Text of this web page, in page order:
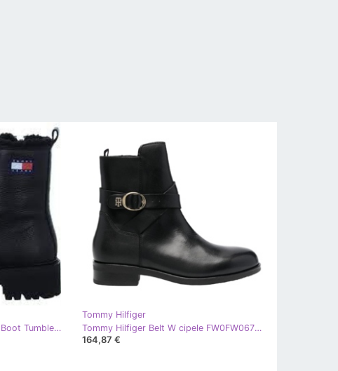
Cipele Tommy Hilfiger Urban Boot Tumbled Ltr Wl W EN0EN02317BDS crna
Tommy Hilfiger
Tommy Hilfiger Belt W cipele FW0FW06753 crna
164,87 €